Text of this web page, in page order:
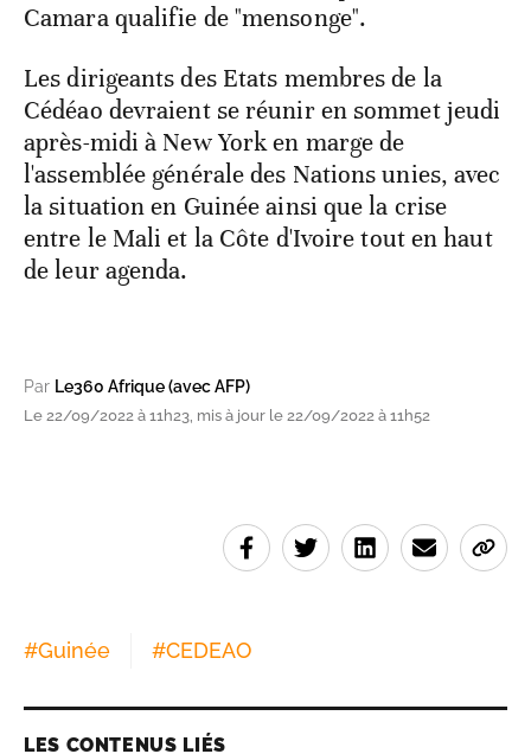
Camara qualifie de "mensonge".
Les dirigeants des Etats membres de la
Cédéao devraient se réunir en sommet jeudi
après-midi à New York en marge de
l'assemblée générale des Nations unies, avec
la situation en Guinée ainsi que la crise
entre le Mali et la Côte d'Ivoire tout en haut
de leur agenda.
Par Le360 Afrique (avec AFP)
Le 22/09/2022 à 11h23, mis à jour le 22/09/2022 à 11h52
#Guinée #CEDEAO
LES CONTENUS LIÉS